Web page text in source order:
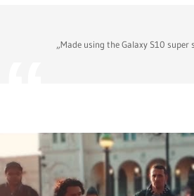
„Made using the Galaxy S10 super